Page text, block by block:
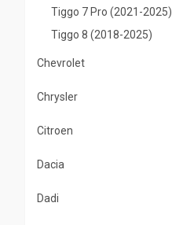
Tiggo 7 Pro (2021-2025)
Tiggo 8 (2018-2025)
Chevrolet
Chrysler
Citroen
Dacia
Dadi